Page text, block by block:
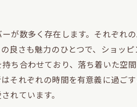
渋谷でシーシャの新トレンドを発見
シーシャ初心者におすすめの楽し
渋谷のシーシャバーでの特別なひと
シーシャを通じたコミュニケーショ
が数多く存在します。それぞれ
良さも魅力のひとつで、ショッ
ち合わせており、落ち着いた空
それぞれの時間を有意義に過ご
れています。